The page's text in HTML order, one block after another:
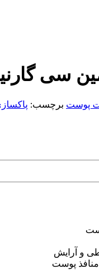
سی
پوست برچسب:
و آرایش
پوست